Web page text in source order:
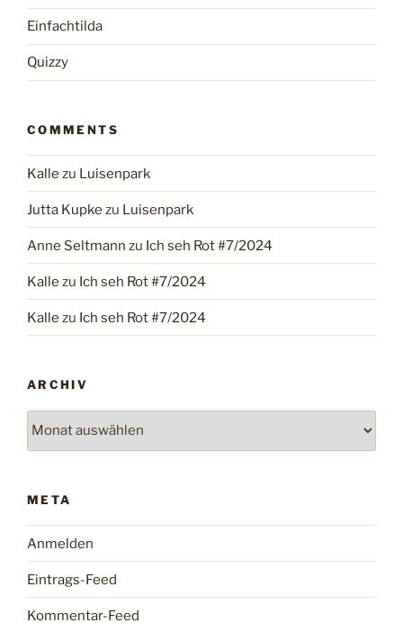
Einfachtilda
Quizzy
COMMENTS
Kalle zu Luisenpark
Jutta Kupke zu Luisenpark
Anne Seltmann zu Ich seh Rot #7/2024
Kalle zu Ich seh Rot #7/2024
Kalle zu Ich seh Rot #7/2024
ARCHIV
Archiv
META
Anmelden
Eintrags-Feed
Kommentar-Feed